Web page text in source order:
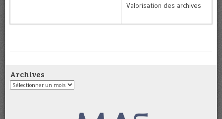
Valorisation des archives
Archives
Archives